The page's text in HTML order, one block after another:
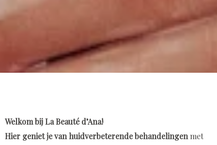
Welkom bij La Beauté d’Ana!
Hier geniet je van huidverbeterende behandelingen​​​​met